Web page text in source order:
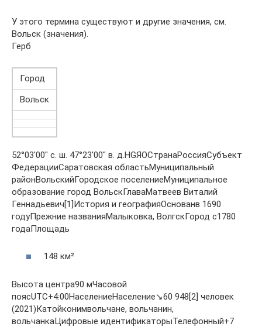
У этого термина существуют и другие значения, см.
Вольск (значения).
Герб
Город
Вольск
52°03′00″ с. ш. 47°23′00″ в. д.HGЯOСтранаРоссияСубъект
ФедерацииСаратовская областьМуниципальный
районВольскийГородское поселениеМуниципальное
образование город ВольскГлаваМатвеев Виталий
Геннадьевич[1]История и географияОснованв 1690
годуПрежние названияМалыковка, ВолгскГород с1780
годаПлощадь
148 км²
Высота центра90 мЧасовой
поясUTC+4:00НаселениеНаселение↘60 948[2] человек
(2021)Катойконимвольчане, вольчанин,
вольчанкаЦифровые идентификаторыТелефонный+7